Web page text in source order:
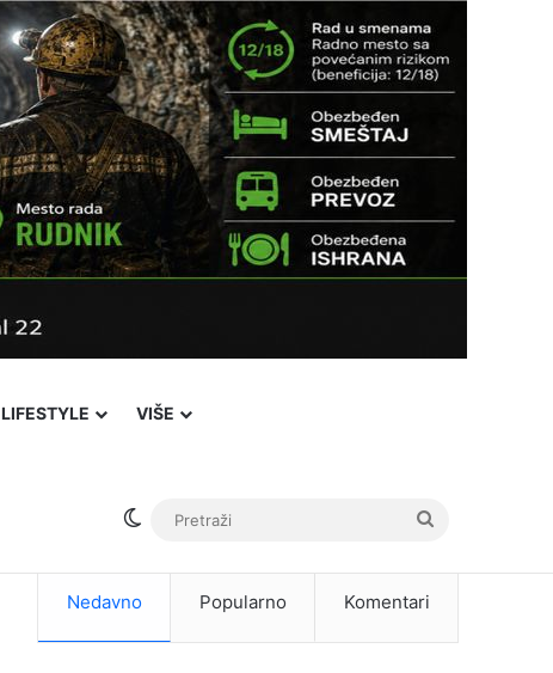
LIFESTYLE VIŠE
Switch skin
Nedavno Popularno Komentari